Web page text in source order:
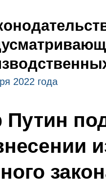
2022 года